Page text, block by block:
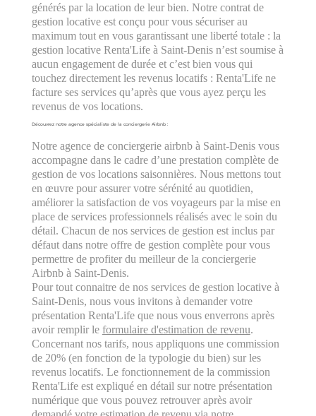
générés par la location de leur bien. Notre contrat de
gestion locative est conçu pour vous sécuriser au
maximum tout en vous garantissant une liberté totale : la
gestion locative Renta'Life à Saint-Denis n’est soumise à
aucun engagement de durée et c’est bien vous qui
touchez directement les revenus locatifs : Renta'Life ne
facture ses services qu’après que vous ayez perçu les
revenus de vos locations.
Découvrez notre agence spécialiste de la conciergerie Airbnb :
Notre agence de conciergerie airbnb à Saint-Denis vous
accompagne dans le cadre d’une prestation complète de
gestion de vos locations saisonnières. Nous mettons tout
en œuvre pour assurer votre sérénité au quotidien,
améliorer la satisfaction de vos voyageurs par la mise en
place de services professionnels réalisés avec le soin du
détail. Chacun de nos services de gestion est inclus par
défaut dans notre offre de gestion complète pour vous
permettre de profiter du meilleur de la conciergerie
Airbnb à Saint-Denis.
Pour tout connaitre de nos services de gestion locative à
Saint-Denis, nous vous invitons à demander votre
présentation Renta'Life que nous vous enverrons après
avoir remplir le formulaire d'estimation de revenu.
Concernant nos tarifs, nous appliquons une commission
de 20% (en fonction de la typologie du bien) sur les
revenus locatifs. Le fonctionnement de la commission
Renta'Life est expliqué en détail sur notre présentation
numérique que vous pouvez retrouver après avoir